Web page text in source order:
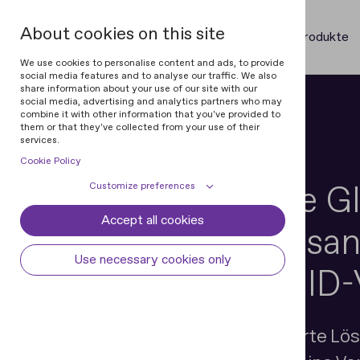
About cookies on this site
We use cookies to personalise content and ads, to provide
social media features and to analyse our traffic. We also
share information about your use of our site with our
social media, advertising and analytics partners who may
combine it with other information that you've provided to
them or that they've collected from your use of their
services.
Cookie Policy
Customize preferences
Cookie settings Cookie declaration
Some cookies are required to provide core
Accept all cookies
Use necessary cookies only
Produkte
Bildung
Steigern Sie die
Online-
automatischer
Nutzen Sie eine automatisierte